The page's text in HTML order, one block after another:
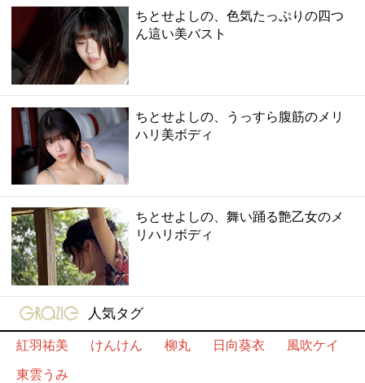
ちとせよしの、色気たっぷりの四つ
ん這い美バスト
ちとせよしの、うっすら腹筋のメリ
ハリ美ボディ
ちとせよしの、舞い踊る艶乙女のメ
リハリボディ
gravure-grazie
人気タグ
紅羽祐美
けんけん 柳丸 日向葵衣
風吹ケイ
東雲うみ